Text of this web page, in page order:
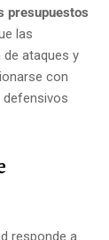
presupuestos
las
ataques y
con
responde a